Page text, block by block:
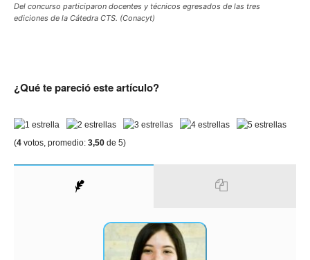
Del concurso participaron docentes y técnicos egresados de las tres
ediciones de la Cátedra CTS. (Conacyt)
¿Qué te pareció este artículo?
(4 votos, promedio: 3,50 de 5)